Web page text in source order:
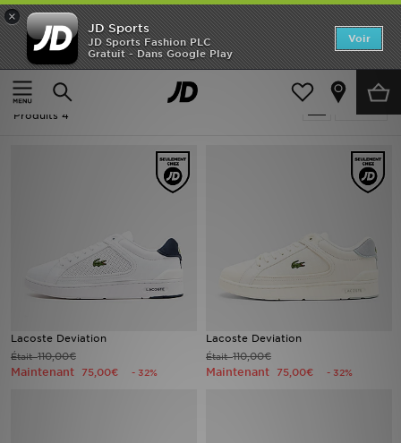
×
JD Sports
JD Sports Fashion PLC
Gratuit - Dans Google Play
Voir
Accueil
Homme
Homme - Lacoste Deviation
Produits 4
Lacoste Deviation
Était110,00€
Maintenant 75,00€ - 32%
Lacoste Deviation
Était110,00€
Maintenant 75,00€ - 32%
Accueil
Nouveautés
Homme
Marques
Sports